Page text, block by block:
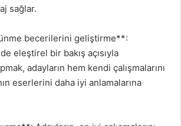
sağlar.
becerilerini geliştirme**:
eleştirel bir bakış açısıyla
adayların hem kendi çalışmalarını
eserlerini daha iyi anlamalarına